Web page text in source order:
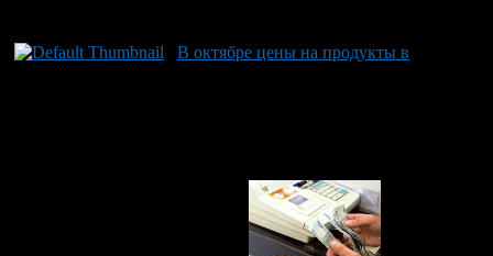
В октябре цены на продукты в